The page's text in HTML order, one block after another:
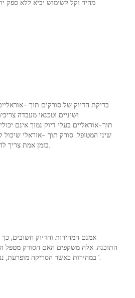
מהיר וקל לשימוש יביא ללא ספק
בדיקת הדיוק של סורקים תוך -
ושיניים וטכנאי מעבדה
תוך-אוראליים בעלי דיוק נמוך אינם
שיני המטופל. סורק תוך -אוראלי שיכול
אמנם המהירות והדיוק חשובים, כך
התוכנה. אלה משקפים האם הסורק מטפל
במהירות כאשר הסריקה מופרעת, נעצרת כשעוברים לאזור אחר וכו '.